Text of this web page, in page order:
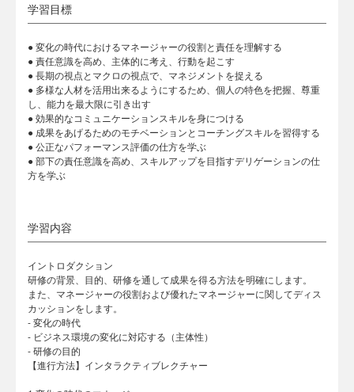
学習目標
● 変化の時代におけるマネージャーの役割と責任を理解する
● 責任意識を高め、主体的に考え、行動を起こす
● 長期の視点とマクロの視点で、マネジメントを捉える
● 多様な人材を活用出来るようにするため、個人の特色を把握、尊重
し、能力を最大限に引き出す
● 効果的なコミュニケーションスキルを身につける
● 成果をあげるためのモチベーションとコーチングスキルを習得する
● 公正なパフォーマンス評価の仕方を学ぶ
● 部下の責任意識を高め、スキルアップを目指すデリゲーションの仕
方を学ぶ
学習内容
イントロダクション
研修の背景、目的、研修を通して成果を得る方法を明確にします。
また、マネージャーの役割および優れたマネージャーに関してディス
カッションをします。
- 変化の時代
- ビジネス環境の変化に対応する（主体性）
- 研修の目的
【進行方法】インタラクティブレクチャー